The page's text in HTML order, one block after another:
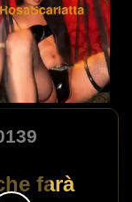
farà